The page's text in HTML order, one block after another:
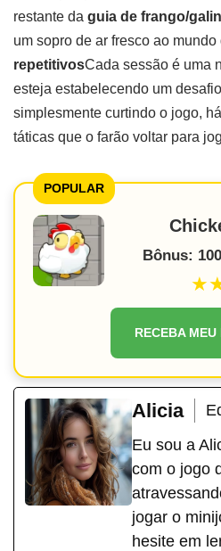
restante da guia de frango/
um sopro de ar fresco ao mundo
repetitivosCada sessão é uma
esteja estabelecendo um
simplesmente curtindo o jogo,
táticas que o farão voltar para
POPULAR
Bônus:
RECEBA MEU
Alicia
Eu sou a
com o jogo
jogar o
hesite em